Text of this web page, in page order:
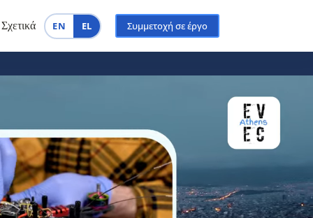
Σχετικά EN EL Συμμετοχή σε έργο